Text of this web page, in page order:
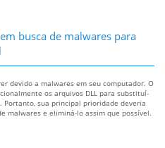
busca de malwares para
devido a malwares em seu computador. O
os arquivos DLL para substituí-
Portanto, sua principal prioridade deveria
malwares e eliminá-lo assim que possível.